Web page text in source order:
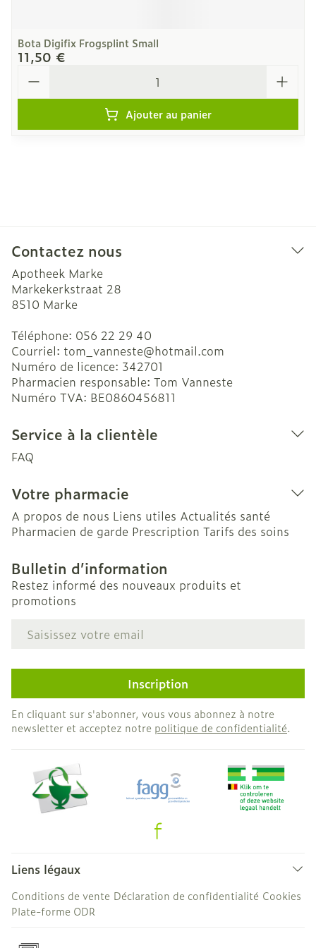
Bota Digifix Frogsplint Small
11,50 €
Ajouter au panier
Contactez nous
Apotheek Marke
Markekerkstraat 28
8510 Marke
Téléphone: 056 22 29 40
Courriel: tom_vanneste@hotmail.com
Numéro de licence: 342701
Pharmacien responsable: Tom Vanneste
Numéro TVA: BE0860456811
Service à la clientèle
FAQ
Votre pharmacie
A propos de nous Liens utiles Actualités santé
Pharmacien de garde Prescription Tarifs des soins
Bulletin d’information
Restez informé des nouveaux produits et
promotions
Adresse mail
Inscription
En cliquant sur s'abonner, vous vous abonnez à notre
newsletter et acceptez notre politique de confidentialité.
Liens légaux
Conditions de vente Déclaration de confidentialité Cookies
Plate-forme ODR